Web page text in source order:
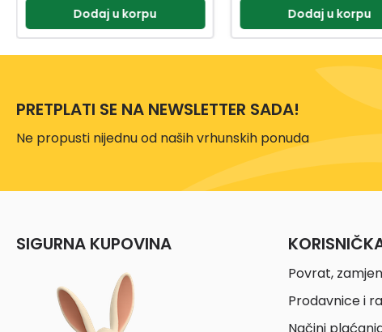
Dodaj u korpu Dodaj u korpu
PRETPLATI SE NA NEWSLETTER SADA!
Ne propusti nijednu od naših vrhunskih ponuda
SIGURNA KUPOVINA
Povrat,
Prodavnice i
Načini